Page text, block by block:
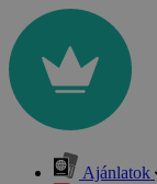
Ajánlatok